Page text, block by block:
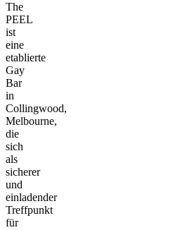
The
PEEL
ist
eine
etablierte
Gay
Bar
in
Collingwood,
Melbourne,
die
sich
als
sicherer
und
einladender
Treffpunkt
für